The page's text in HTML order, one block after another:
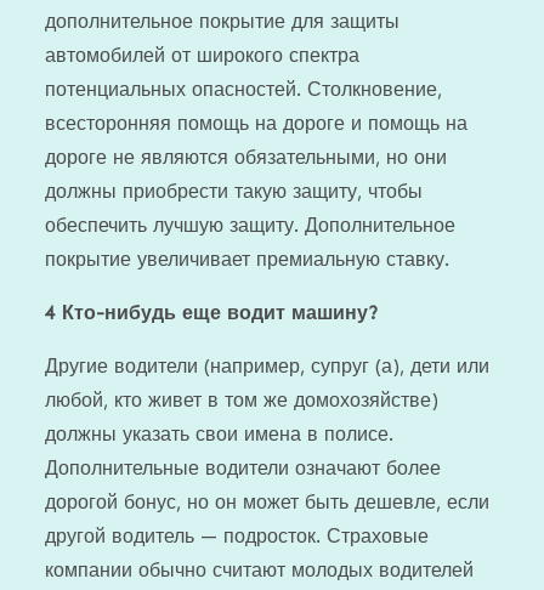
дополнительное покрытие для защиты
автомобилей от широкого спектра
потенциальных опасностей. Столкновение,
всесторонняя помощь на дороге и помощь на
дороге не являются обязательными, но они
должны приобрести такую ​​защиту, чтобы
обеспечить лучшую защиту. Дополнительное
покрытие увеличивает премиальную ставку.
4 Кто-нибудь еще водит машину?
Другие водители (например, супруг (а), дети или
любой, кто живет в том же домохозяйстве)
должны указать свои имена в полисе.
Дополнительные водители означают более
дорогой бонус, но он может быть дешевле, если
другой водитель — подросток. Страховые
компании обычно считают молодых водителей